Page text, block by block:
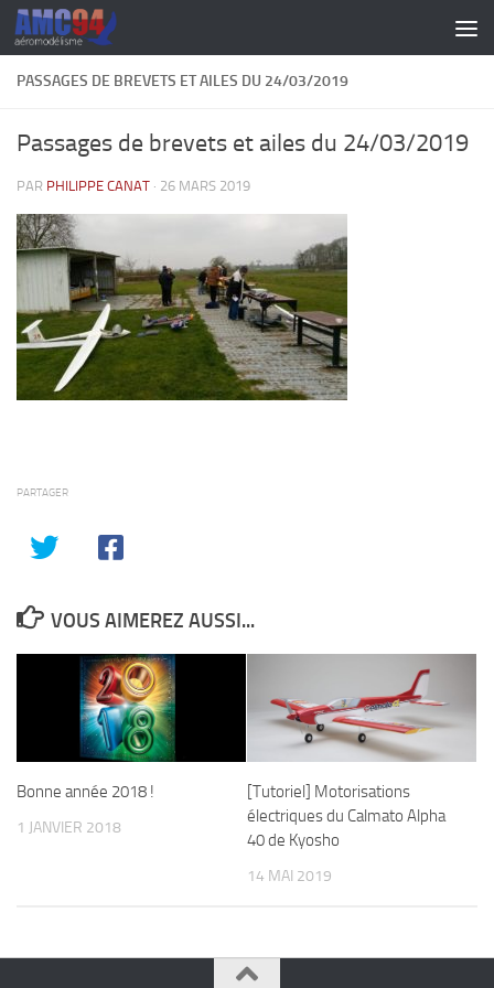
Skip to content
PASSAGES DE BREVETS ET AILES DU 24/03/2019
Passages de brevets et ailes du 24/03/2019
PAR PHILIPPE CANAT · 26 MARS 2019
PARTAGER
VOUS AIMEREZ AUSSI...
Bonne année 2018 !
1 JANVIER 2018
[Tutoriel] Motorisations
électriques du Calmato Alpha
40 de Kyosho
14 MAI 2019